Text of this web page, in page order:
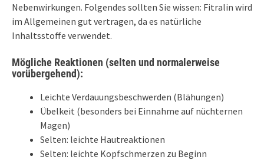
Nebenwirkungen. Folgendes sollten Sie wissen: Fitralin wird
im Allgemeinen gut vertragen, da es natürliche
Inhaltsstoffe verwendet.
Mögliche Reaktionen (selten und normalerweise
vorübergehend):
Leichte Verdauungsbeschwerden (Blähungen)
Übelkeit (besonders bei Einnahme auf nüchternen
Magen)
Selten: leichte Hautreaktionen
Selten: leichte Kopfschmerzen zu Beginn